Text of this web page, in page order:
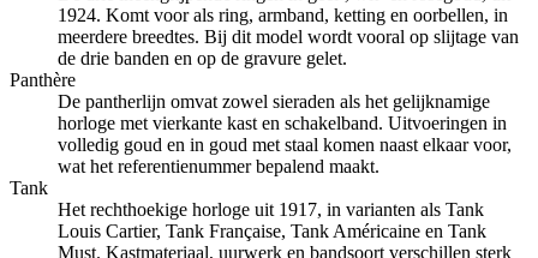
1924. Komt voor als ring, armband, ketting en oorbellen, in
meerdere breedtes. Bij dit model wordt vooral op slijtage van
de drie banden en op de gravure gelet.
Panthère
De pantherlijn omvat zowel sieraden als het gelijknamige
horloge met vierkante kast en schakelband. Uitvoeringen in
volledig goud en in goud met staal komen naast elkaar voor,
wat het referentienummer bepalend maakt.
Tank
Het rechthoekige horloge uit 1917, in varianten als Tank
Louis Cartier, Tank Française, Tank Américaine en Tank
Must. Kastmateriaal, uurwerk en bandsoort verschillen sterk